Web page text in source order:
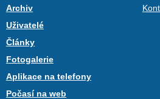
Archiv
Uživatelé
Články
Fotogalerie
Aplikace na telefony
Počasí na web